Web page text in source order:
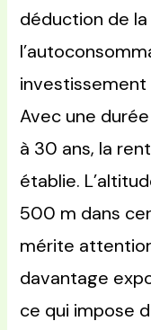
déduction de
Avec une
à 30 ans, la
établie.
500 m dans
mérite
davantage
ce qui impose